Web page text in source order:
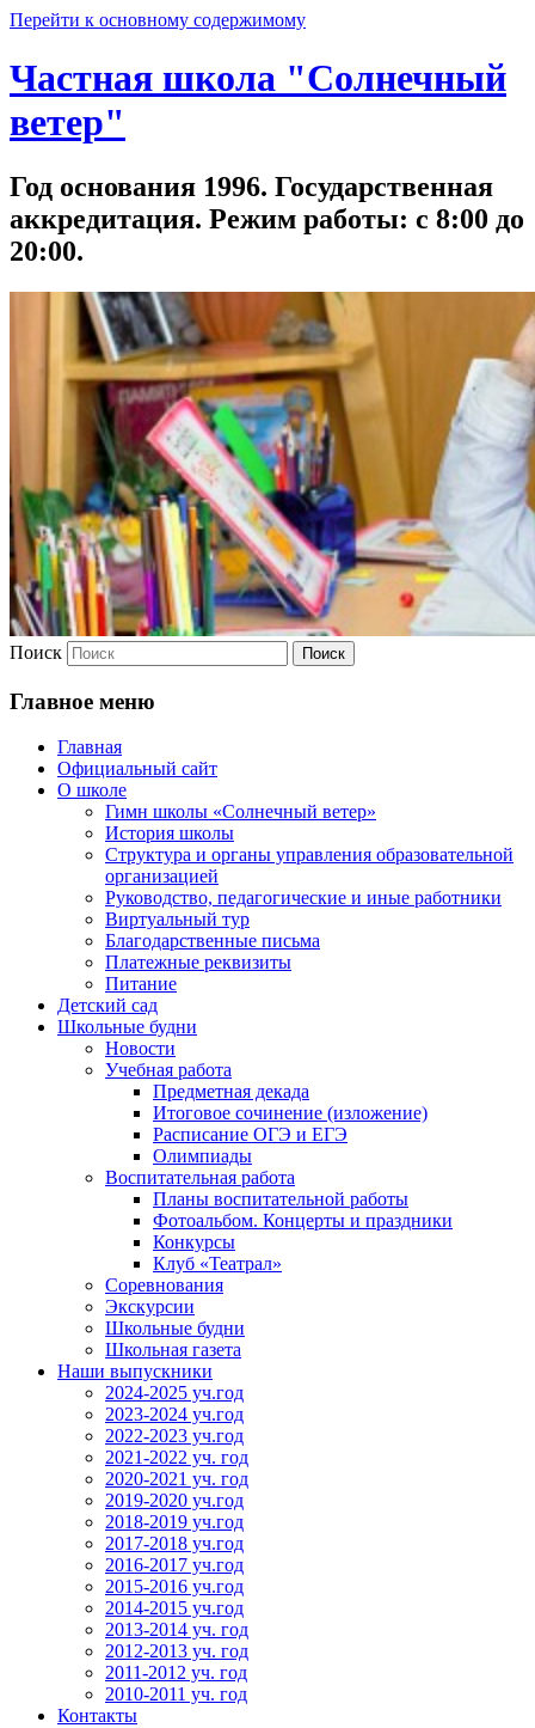
Перейти к основному содержимому
Частная школа "Солнечный
ветер"
Год основания 1996. Государственная
аккредитация. Режим работы: с 8:00 до
20:00.
Поиск
Главное меню
Главная
Официальный сайт
О школе
Гимн школы «Солнечный ветер»
История школы
Структура и органы управления образовательной
организацией
Руководство, педагогические и иные работники
Виртуальный тур
Благодарственные письма
Платежные реквизиты
Питание
Детский сад
Школьные будни
Новости
Учебная работа
Предметная декада
Итоговое сочинение (изложение)
Расписание ОГЭ и ЕГЭ
Олимпиады
Воспитательная работа
Планы воспитательной работы
Фотоальбом. Концерты и праздники
Конкурсы
Клуб «Театрал»
Соревнования
Экскурсии
Школьные будни
Школьная газета
Наши выпускники
2024-2025 уч.год
2023-2024 уч.год
2022-2023 уч.год
2021-2022 уч. год
2020-2021 уч. год
2019-2020 уч.год
2018-2019 уч.год
2017-2018 уч.год
2016-2017 уч.год
2015-2016 уч.год
2014-2015 уч.год
2013-2014 уч. год
2012-2013 уч. год
2011-2012 уч. год
2010-2011 уч. год
Контакты